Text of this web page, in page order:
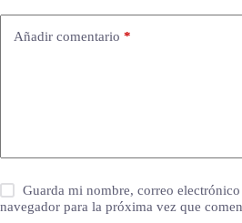
Añadir comentario *
Guarda mi nombre, correo
navegador para la próxima vez que